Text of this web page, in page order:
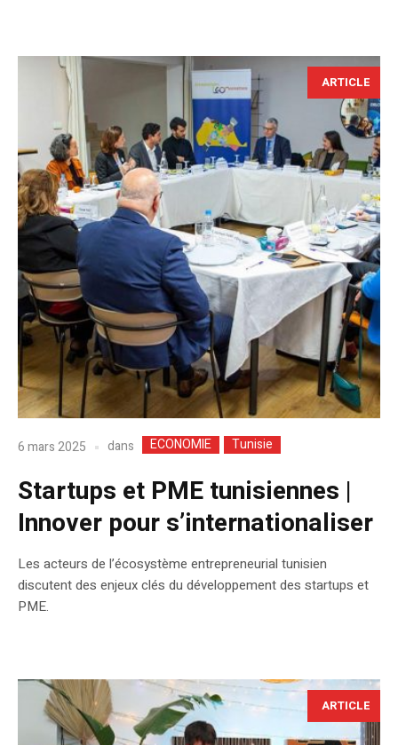
ARTICLE
6 mars 2025 dans ECONOMIE Tunisie
Startups et PME tunisiennes |
Innover pour s’internationaliser
Les acteurs de l’écosystème entrepreneurial tunisien
discutent des enjeux clés du développement des startups et
PME.
ARTICLE